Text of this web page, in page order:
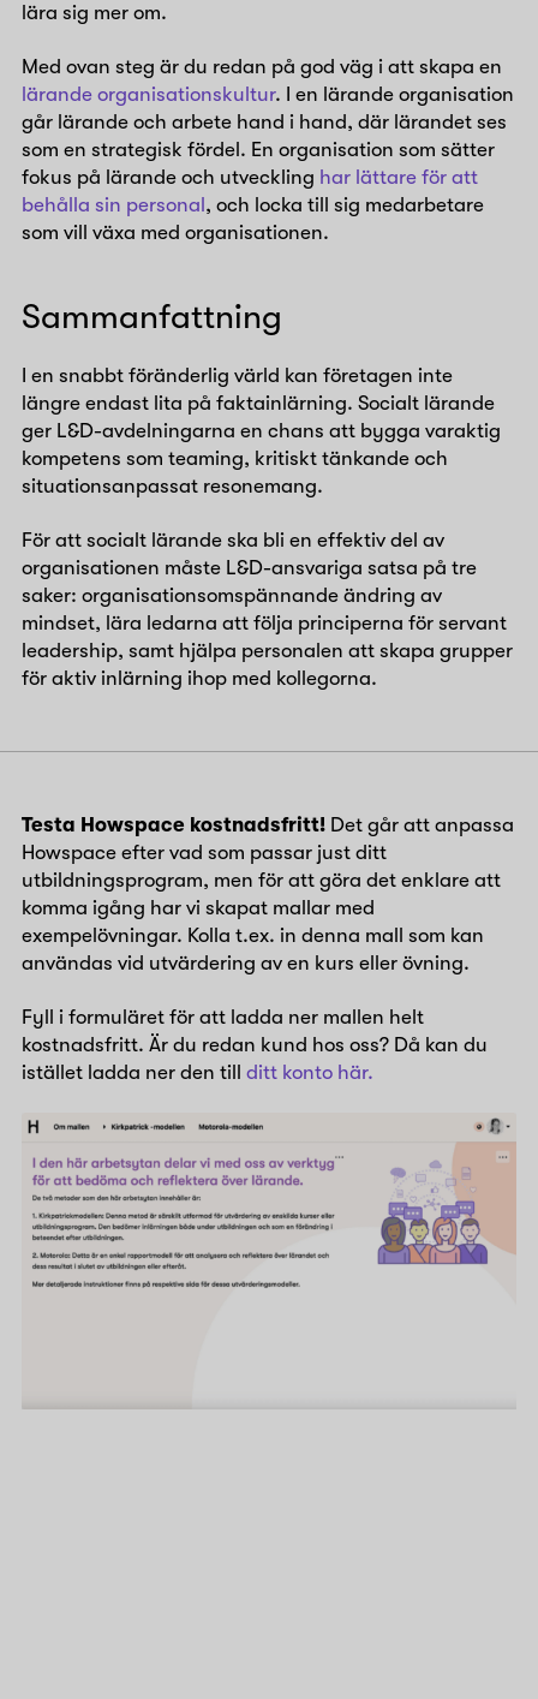
lära sig mer om.
Med ovan steg är du redan på god väg i att skapa en
lärande organisationskultur. I en lärande organisation
går lärande och arbete hand i hand, där lärandet ses
som en strategisk fördel. En organisation som sätter
fokus på lärande och utveckling har lättare för att
behålla sin personal , och locka till sig medarbetare
som vill växa med organisationen.
Sammanfattning
I en snabbt föränderlig värld kan företagen inte
längre endast lita på faktainlärning. Socialt lärande
ger L&D-avdelningarna en chans att bygga varaktig
kompetens som teaming, kritiskt tänkande och
situationsanpassat resonemang.
För att socialt lärande ska bli en effektiv del av
organisationen måste L&D-ansvariga satsa på tre
saker: organisationsomspännande ändring av
mindset, lära ledarna att följa principerna för servant
leadership, samt hjälpa personalen att skapa grupper
för aktiv inlärning ihop med kollegorna.
Testa Howspace kostnadsfritt! Det går att anpassa
Howspace efter vad som passar just ditt
utbildningsprogram, men för att göra det enklare att
komma igång har vi skapat mallar med
exempelövningar. Kolla t.ex. in denna mall som kan
användas vid utvärdering av en kurs eller övning.
Fyll i formuläret för att ladda ner mallen helt
kostnadsfritt. Är du redan kund hos oss? Då kan du
istället ladda ner den tillditt konto här.